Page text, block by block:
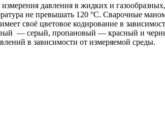
давления в жидких и
не превышать 120 °C. Сварочные
своё цветовое кодирование в
— серый, пропановый — красный и
в зависимости от измеряемой среды.